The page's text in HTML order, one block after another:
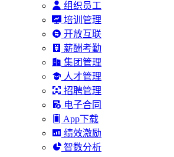
组织员工
培训管理
开放互联
薪酬考勤
集团管理
人才管理
招聘管理
电子合同
App下载
绩效激励
智数分析